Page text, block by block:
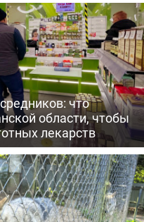
что
области, чтобы
лекарств